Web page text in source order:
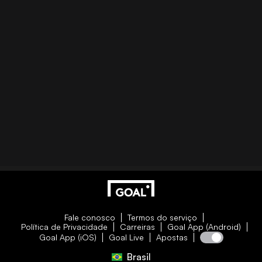
Fale conosco
Termos do serviço
Política de Privacidade
Carreiras
Goal App (Android)
Goal App (iOS)
Goal Live Apostas
Brasil